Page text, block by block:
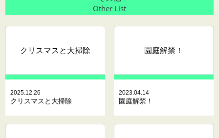
Other List
クリスマスと大掃除
2025.12.26
クリスマスと大掃除
園庭解禁！
2023.04.14
園庭解禁！